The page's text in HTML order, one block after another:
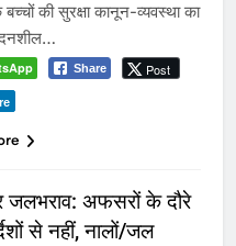
की सुरक्षा कानून-व्यवस्था का
Share Post
जलभराव: अफसरों के दौरे
से नहीं, नालों/जल